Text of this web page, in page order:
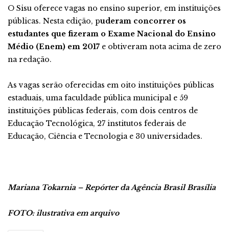
O Sisu oferece vagas no ensino superior, em instituições
públicas. Nesta edição, puderam concorrer os
estudantes que fizeram o Exame Nacional do Ensino
Médio (Enem) em 2017 e obtiveram nota acima de zero
na redação.
As vagas serão oferecidas em oito instituições públicas
estaduais, uma faculdade pública municipal e 59
instituições públicas federais, com dois centros de
Educação Tecnológica, 27 institutos federais de
Educação, Ciência e Tecnologia e 30 universidades.
Mariana Tokarnia – Repórter da Agência Brasil Brasília
FOTO: ilustrativa em arquivo